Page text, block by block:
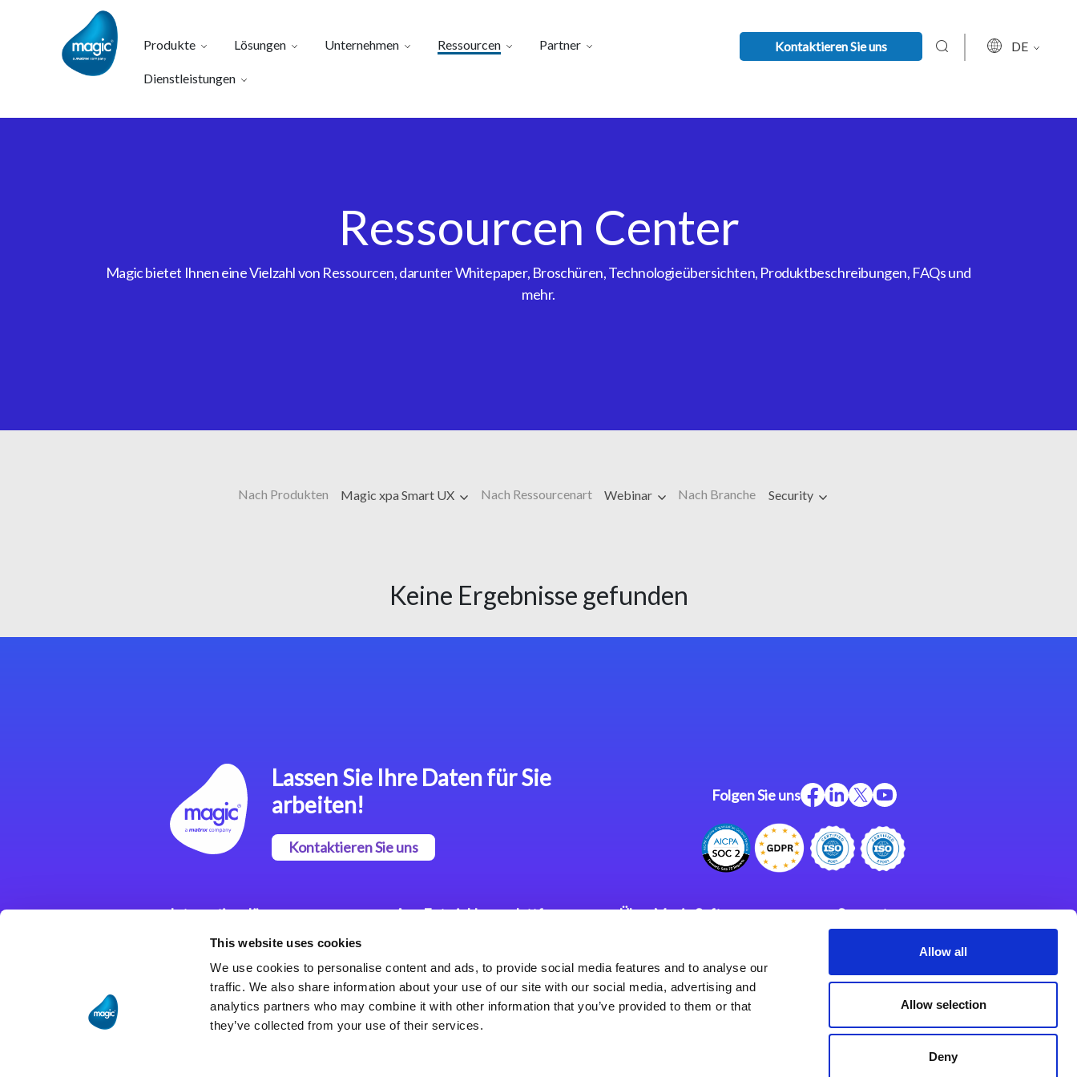
This website uses cookies
We use cookies to personalise content and ads, to provide social media features and to analyse our
traffic. We also share information about your use of our site with our social media, advertising and
analytics partners who may combine it with other information that you’ve provided to them or that
they’ve collected from your use of their services.
Allow all
Allow selection
Deny
Produkte Lösungen Unternehmen Ressourcen Partner
Dienstleistungen
Kontaktieren Sie uns DE
Ressourcen Center
Magic bietet Ihnen eine Vielzahl von Ressourcen, darunter Whitepaper, Broschüren, Technologieübersichten, Produktbeschreibungen, FAQs und
mehr.
Nach Produkten Magic xpa Smart UX Nach Ressourcenart Webinar Nach Branche Security
Keine Ergebnisse gefunden
Lassen Sie Ihre Daten für Sie
arbeiten!
Kontaktieren Sie uns
Folgen Sie uns
Integrationslösungen
Magic xpi
Integrationsplattform
App Entwicklungsplattform
Plattform
Magic xpa Web Application
Framework
Über Magic Software
Karriere
Datenschutzerklärung
Weltweite Niederlassungen
Support
Impressum